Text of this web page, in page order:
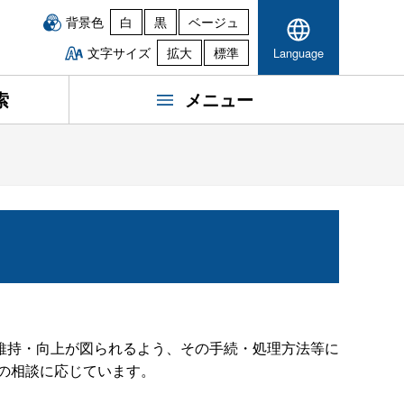
背景色 白 黒
ベージュ
文字サイズ
拡大 標準 Language
メニュー
・向上が図られるよう、その手続・処理方法等に
談に応じています。